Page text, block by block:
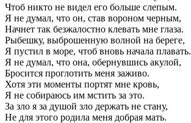
Чтоб никто не видел его больше слепым.
Я не думал, что он, став вороном черным,
Начнет так безжалостно клевать мне глаза.
Рыбешку, выброшенную волной на береге,
Я пустил в море, чтоб вновь начала плавать.
Я не думал, что она, обернувшись акулой,
Бросится проглотить меня заживо.
Хотя эти моменты портят мне кровь,
Я не собираюсь им мстить за это.
За зло я за душой зло держать не стану,
Не для этого родила меня добрая мать.